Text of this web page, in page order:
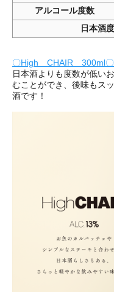
アルコール度数
日本酒
〇High CHAIR 300ml〇
日本酒よりも度数が低い
むことができ、後味もス
酒です！